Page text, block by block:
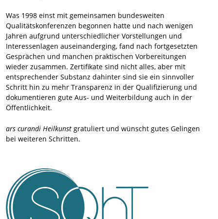
Was 1998 einst mit gemeinsamen bundesweiten
Qualitätskonferenzen begonnen hatte und nach wenigen
Jahren aufgrund unterschiedlicher Vorstellungen und
Interessenlagen auseinanderging, fand nach fortgesetzten
Gesprächen und manchen praktischen Vorbereitungen
wieder zusammen. Zertifikate sind nicht alles, aber mit
entsprechender Substanz dahinter sind sie ein sinnvoller
Schritt hin zu mehr Transparenz in der Qualifizierung und
dokumentieren gute Aus- und Weiterbildung auch in der
Öffentlichkeit.
ars curandi Heilkunst gratuliert und wünscht gutes Gelingen
bei weiteren Schritten.